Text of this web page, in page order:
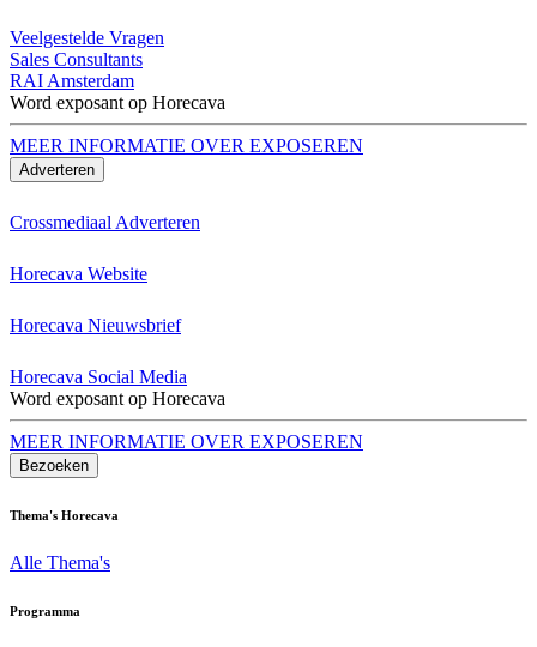
Veelgestelde Vragen
Sales Consultants
RAI Amsterdam
Word exposant op Horecava
MEER INFORMATIE OVER EXPOSEREN
Adverteren
Crossmediaal Adverteren
Horecava Website
Horecava Nieuwsbrief
Horecava Social Media
Word exposant op Horecava
MEER INFORMATIE OVER EXPOSEREN
Bezoeken
Thema's Horecava
Alle Thema's
Programma